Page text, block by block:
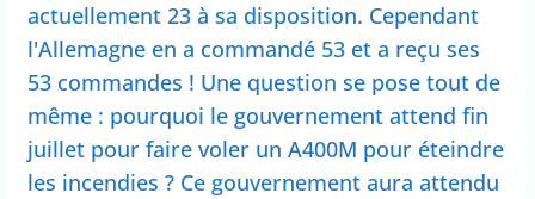
actuellement 23 à sa disposition. Cependant
l'Allemagne en a commandé 53 et a reçu ses
53 commandes ! Une question se pose tout de
même : pourquoi le gouvernement attend fin
juillet pour faire voler un A400M pour éteindre
les incendies ? Ce gouvernement aura attendu